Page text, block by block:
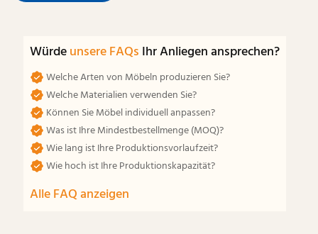
Würdeunsere FAQs Ihr Anliegen ansprechen?
Welche Arten von Möbeln produzieren Sie?
Welche Materialien verwenden Sie?
Können Sie Möbel individuell anpassen?
Was ist Ihre Mindestbestellmenge (MOQ)?
Wie lang ist Ihre Produktionsvorlaufzeit?
Wie hoch ist Ihre Produktionskapazität?
Alle FAQ anzeigen